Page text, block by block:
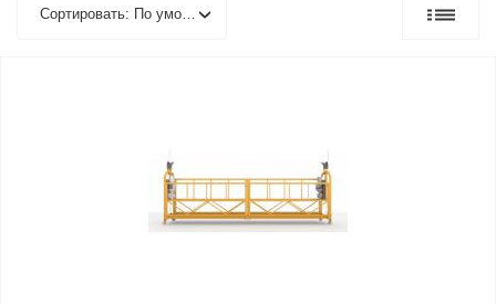
Сортировать: По умолчанию